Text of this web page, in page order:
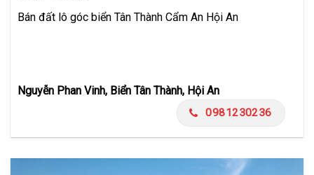
Bán đất lô góc biển Tân Thành Cẩm An Hội An
Nguyễn Phan Vinh, Biển Tân Thành, Hội An
0981230236